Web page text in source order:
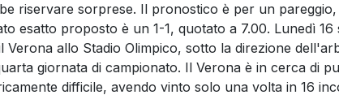
riservare sorprese. Il pronostico è per un
esatto proposto è un 1-1, quotato a 7.00. Lunedì
Verona allo Stadio Olimpico, sotto la direzione
giornata di campionato. Il Verona è in cerca di
difficile, avendo vinto solo una volta in 16